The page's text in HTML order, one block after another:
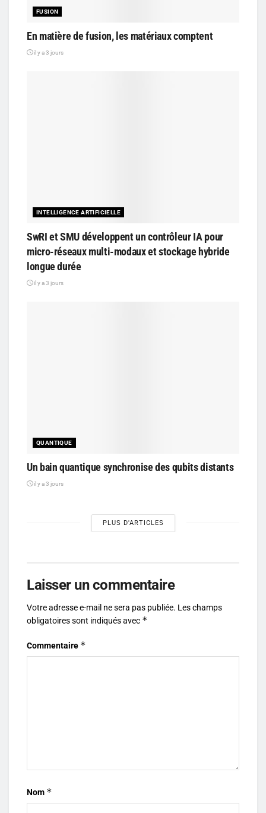
FUSION
En matière de fusion, les matériaux comptent
il y a 3 jours
INTELLIGENCE ARTIFICIELLE
SwRI et SMU développent un contrôleur IA pour
micro-réseaux multi-modaux et stockage hybride
longue durée
il y a 3 jours
QUANTIQUE
Un bain quantique synchronise des qubits distants
il y a 3 jours
PLUS D'ARTICLES
Laisser un commentaire
Votre adresse e-mail ne sera pas publiée. Les champs
obligatoires sont indiqués avec *
Commentaire *
Nom *